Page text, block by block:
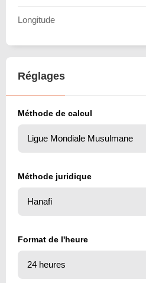
Longitude
Réglages
Méthode de calcul
Méthode juridique
Format de l'heure